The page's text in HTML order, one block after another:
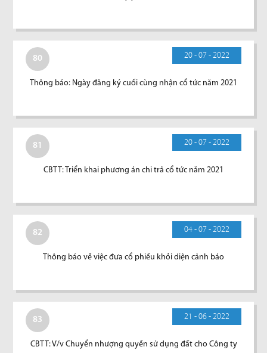
80 20 - 07 - 2022
Thông báo: Ngày đăng ký cuối cùng nhận cổ tức năm 2021
81 20 - 07 - 2022
CBTT: Triển khai phương án chi trả cổ tức năm 2021
82 04 - 07 - 2022
Thông báo về việc đưa cổ phiếu khỏi diện cảnh báo
83 21 - 06 - 2022
CBTT: V/v Chuyển nhượng quyền sử dụng đất cho Công ty